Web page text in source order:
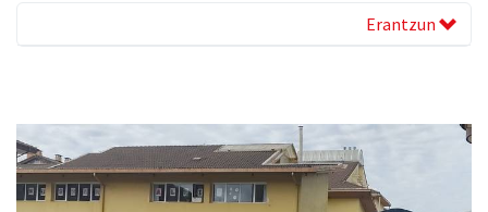
Erantzun